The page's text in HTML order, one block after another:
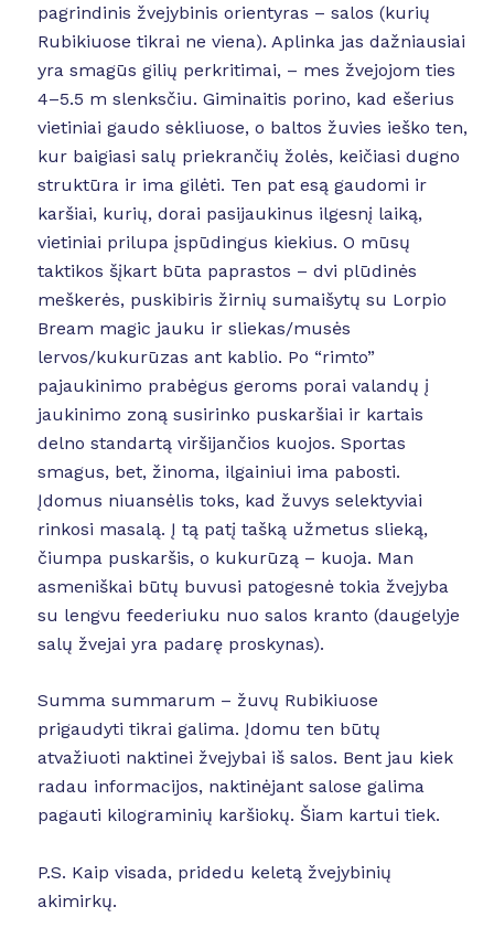
pagrindinis žvejybinis orientyras – salos (kurių
Rubikiuose tikrai ne viena). Aplinka jas dažniausiai
yra smagūs gilių perkritimai, – mes žvejojom ties
4–5.5 m slenksčiu. Giminaitis porino, kad ešerius
vietiniai gaudo sėkliuose, o baltos žuvies ieško ten,
kur baigiasi salų priekrančių žolės, keičiasi dugno
struktūra ir ima gilėti. Ten pat esą gaudomi ir
karšiai, kurių, dorai pasijaukinus ilgesnį laiką,
vietiniai prilupa įspūdingus kiekius. O mūsų
taktikos šįkart būta paprastos – dvi plūdinės
meškerės, puskibiris žirnių sumaišytų su Lorpio
Bream magic jauku ir sliekas/musės
lervos/kukurūzas ant kablio. Po “rimto”
pajaukinimo prabėgus geroms porai valandų į
jaukinimo zoną susirinko puskaršiai ir kartais
delno standartą viršijančios kuojos. Sportas
smagus, bet, žinoma, ilgainiui ima pabosti.
Įdomus niuansėlis toks, kad žuvys selektyviai
rinkosi masalą. Į tą patį tašką užmetus slieką,
čiumpa puskaršis, o kukurūzą – kuoja. Man
asmeniškai būtų buvusi patogesnė tokia žvejyba
su lengvu feederiuku nuo salos kranto (daugelyje
salų žvejai yra padarę proskynas).
Summa summarum – žuvų Rubikiuose
prigaudyti tikrai galima. Įdomu ten būtų
atvažiuoti naktinei žvejybai iš salos. Bent jau kiek
radau informacijos, naktinėjant salose galima
pagauti kilograminių karšiokų. Šiam kartui tiek.
P.S. Kaip visada, pridedu keletą žvejybinių
akimirkų.